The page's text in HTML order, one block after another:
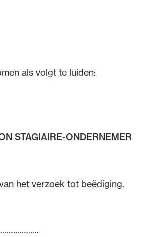
als volgt te luiden:
STAGIAIRE-ONDERNEMER
het verzoek tot beëdiging.